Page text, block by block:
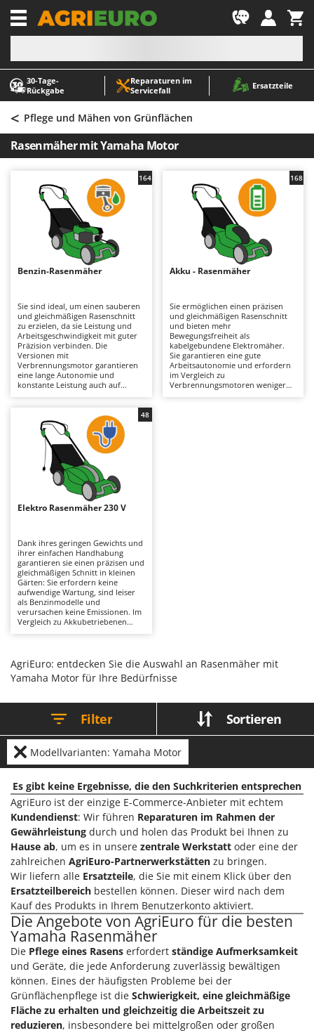
30‑Tage-
Rückgabe
Reparaturen im
Servicefall
Ersatzteile
-1
A
Abbeermaschinen - Traubenmühlen
Abfüllgeräte
Akku Gartenscheren
Akku Gras- und Strauchscheren
Akku-Stichsägen
Allzwecktransporter - Motorschubkarren
Alu-Teleskopleitern
Anbaubagger Heckbagger für Traktoren
Arbeitsschutzkleidung
Astkettensägen - Hochentaster
Astscheren
Atemschutzgeräte
Aufroller für Olivennetze
Aufschnittmaschinen
Auslegemulcher für Traktoren
Äxte - Beile und Spalthammer
Balkenmäher
Bandsägen
Batterieladegeräte - Starthilfegeräte
Baumscheren - pneumatisch
Baumstumpffräsen
Bindezangen - elektrisch
Bodenfräsen für Traktor
Brutmaschinen Inkubatoren
Bürsten für den Außenbereich
Dampfreiniger und Dampfbesen
E
Einachsschlepper
Elektrische Tauchpumpen
Erdbohrer
Erntenetze für Obst und Oliven
F
Feder Grubber
Feldspritzen für Pflanzenschutz
Fensterreiniger
Fleischwolf
Flockenquetschen
Furchenzieher für Traktoren
G
Gartengrills
A
ABAC
AgriEuro Premium
AgriEuro TOP-LINE
AGT
Airmec
AL-KO
ALA 2000
Ama
Ambrogio Robot
Annovi Reverberi
ANTHBOT
Archman
Ardes
Argo
Ariete
Attila
Ausonia
Awelco
B
Baesso
Bahco
Batavia
Benassi
Beper
Berkel
Bernardi
Bertolini Pumps
Besser Vacuum
Bestway
Beta tools
Bissell
Black & Decker
BlackStone
Blue Bird
Bomet
Bosch
Brumi
BullMach
< Pflege und Mähen von Grünflächen
Rasenmäher mit Yamaha Motor
Benzin-Rasenmäher
Sie sind ideal, um einen sauberen
und gleichmäßigen Rasenschnitt
zu erzielen, da sie Leistung und
Arbeitsgeschwindigkeit mit guter
Präzision verbinden. Die
Versionen mit
Verbrennungsmotor garantieren
eine lange Autonomie und
konstante Leistung auch auf
Elektro- oder Akkustrom-
Modellen dadurch, dass sie
leistungsstärker sind und etwas
dichteres Gras bewältigen können.
Um ihre Effizienz zu erhalten,
müssen Luftfilter, Öl und
Zündkerzen regelmäßig überprüft
164
Akku - Rasenmäher
Sie ermöglichen einen präzisen
und gleichmäßigen Rasenschnitt
und bieten mehr
Bewegungsfreiheit als
kabelgebundene Elektromäher.
Sie garantieren eine gute
Arbeitsautonomie und erfordern
im Vergleich zu
Verbrennungsmotoren weniger
168
Elektro Rasenmäher 230 V
Dank ihres geringen Gewichts und
ihrer einfachen Handhabung
garantieren sie einen präzisen und
gleichmäßigen Schnitt in kleinen
Gärten: Sie erfordern keine
aufwendige Wartung, sind leiser
als Benzinmodelle und
verursachen keine Emissionen. Im
Vergleich zu Akkubetriebenen
Autonomie, sind jedoch weniger
mobil. Für einen optimalen Einsatz
reicht es aus, die Messer
überprüfen und während der
48
AgriEuro: entdecken Sie die Auswahl an Rasenmäher mit
Yamaha Motor für Ihre Bedürfnisse
Filter Sortieren
Modellvarianten: Yamaha Motor
Es gibt keine Ergebnisse, die den Suchkriterien entsprechen
AgriEuro ist der einzige E-Commerce-Anbieter mit echtem
Kundendienst: Wir führen Reparaturen im Rahmen der
Gewährleistung durch und holen das Produkt bei Ihnen zu
Hause ab, um es in unsere zentrale Werkstatt oder eine der
zahlreichen AgriEuro-Partnerwerkstätten zu bringen.
Wir liefern alle Ersatzteile, die Sie mit einem Klick über den
Ersatzteilbereich bestellen können. Dieser wird nach dem
Kauf des Produkts in Ihrem Benutzerkonto aktiviert.
Die Angebote von AgriEuro für die besten
Yamaha Rasenmäher
Die Pflege eines Rasens erfordert ständige Aufmerksamkeit
und Geräte, die jede Anforderung zuverlässig bewältigen
können. Eines der häufigsten Probleme bei der
Grünflächenpflege ist die Schwierigkeit, eine gleichmäßige
Fläche zu erhalten und gleichzeitig die Arbeitszeit zu
reduzieren, insbesondere bei mittelgroßen oder großen